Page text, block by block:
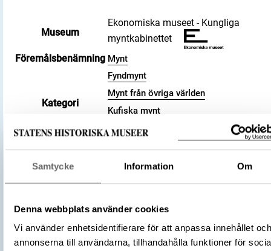
Samtycke Information Om
Denna webbplats använder cookies
Vi använder enhetsidentifierare för att anpassa innehållet och
annonserna till användarna, tillhandahålla funktioner för
Museum
Ekonomiska museet - Kungliga
myntkabinettet
Föremålsbenämning Mynt
Kategori
Fyndmynt
Mynt från övriga världen
Kufiska mynt
Arkeologisk samling
Valör
dirham
Material
Silver
279 a.H.
Tidsperiod
Vikingatid
Kalifatet